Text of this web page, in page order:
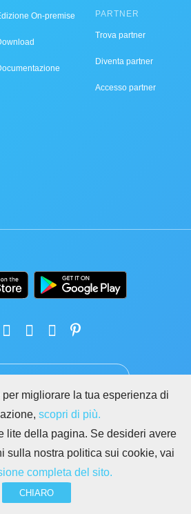
On-premise PARTNER
Trova partner
Diventa partner
Accesso partner
SICUREZZA
migliorare la tua esperienza di
scopri di più.
lite della pagina. Se desideri avere
sulla nostra politica sui cookie, vai
completa del sito.
CHIARO